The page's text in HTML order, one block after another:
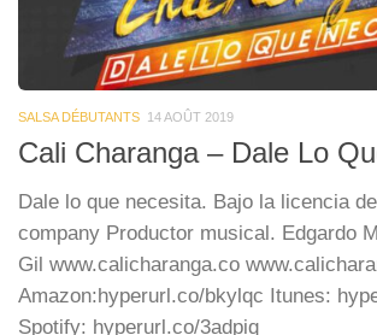
SALSA DÉBUTANTS 14 AOÛT 2019
Cali Charanga – Dale Lo
Dale lo que necesita. Bajo la licencia
company Productor musical. Edgardo
Gil www.calicharanga.co
Amazon:hyperurl.co/bkylqc Itunes:
Spotify: hyperurl.co/3adpiq